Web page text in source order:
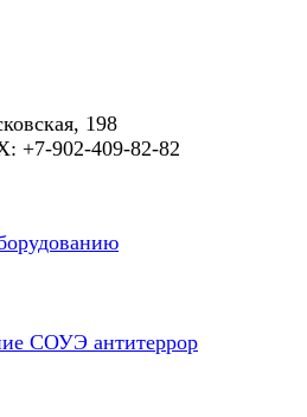
198
+7-902-409-82-82
СОУЭ антитеррор